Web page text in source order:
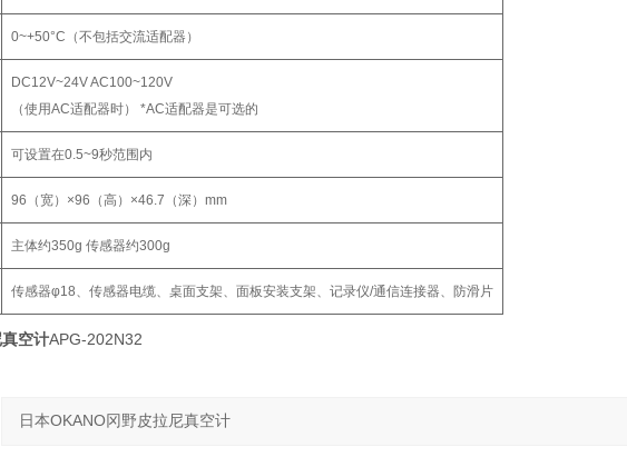
0~+50°C（不包括交流适配器）
DC12V~24V AC100~120V
（使用AC适配器时） *AC适配器是可选的
可设置在0.5~9秒范围内
96（宽）×96（高）×46.7（深）mm
主体约350g 传感器约300g
传感器φ18、传感器电缆、桌面支架、面板安装支架、记录仪/通信连接器、防滑片
空计APG-202N32